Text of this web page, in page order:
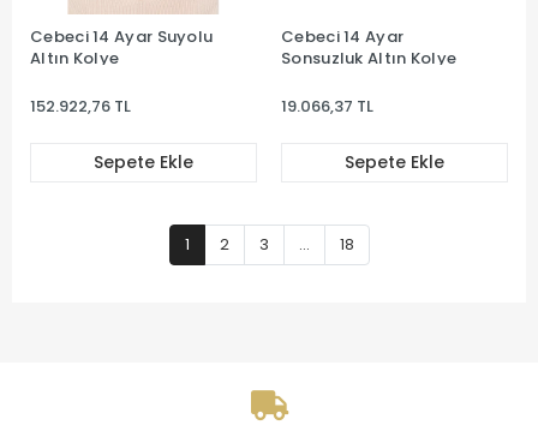
Cebeci 14 Ayar Suyolu
Altın Kolye
152.922,76 TL
Sepete Ekle
Cebeci 14 Ayar
Sonsuzluk Altın Kolye
19.066,37 TL
Sepete Ekle
1 2 3 ... 18